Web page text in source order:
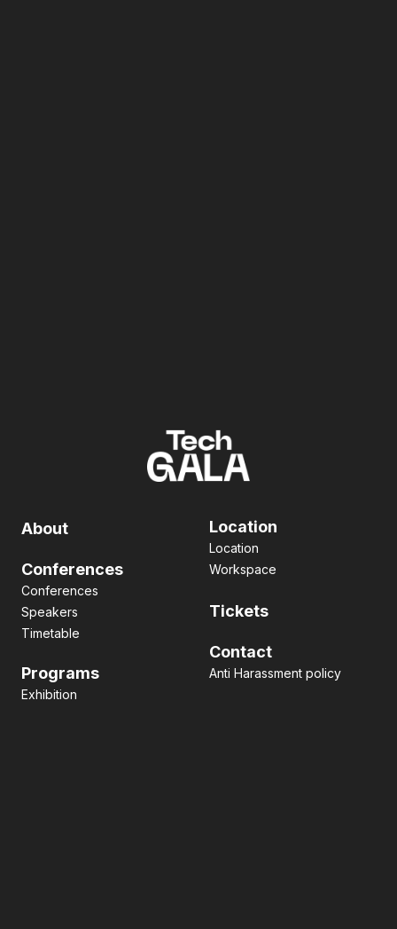
About
Conferences
Conferences
Speakers
Timetable
Programs
Exhibition
Location
Location
Workspace
Tickets
Contact
Anti Harassment policy